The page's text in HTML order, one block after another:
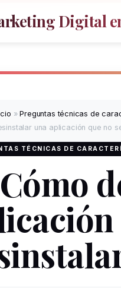
Digital
»Preguntas técnicas de
una aplicación que no
TÉCNICAS DE